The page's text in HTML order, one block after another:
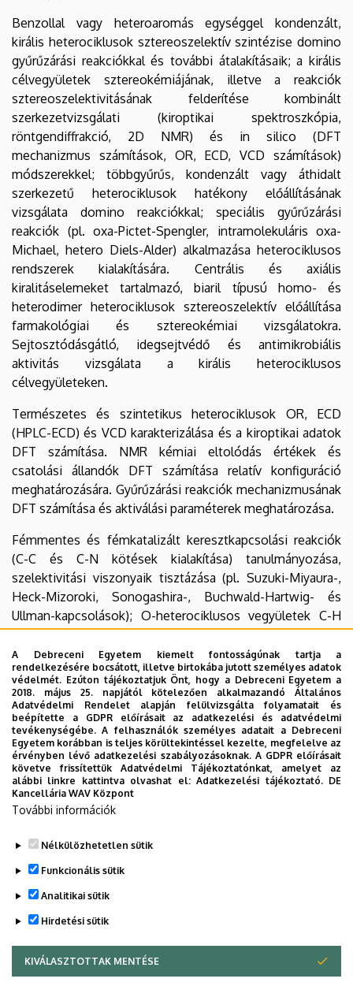
Benzollal vagy heteroaromás egységgel kondenzált,
királis heterociklusok sztereoszelektív szintézise domino
gyűrűzárási reakciókkal és további átalakításaik; a királis
célvegyületek sztereokémiájának, illetve a reakciók
sztereoszelektivitásának felderítése kombinált
szerkezetvizsgálati (kiroptikai spektroszkópia,
röntgendiffrakció, 2D NMR) és in silico (DFT
mechanizmus számítások, OR, ECD, VCD számítások)
módszerekkel; többgyűrűs, kondenzált vagy áthidalt
szerkezetű heterociklusok hatékony előállításának
vizsgálata domino reakciókkal; speciális gyűrűzárási
reakciók (pl. oxa-Pictet-Spengler, intramolekuláris oxa-
Michael, hetero Diels-Alder) alkalmazása heterociklusos
rendszerek kialakítására. Centrális és axiális
kiralitáselemeket tartalmazó, biaril típusú homo- és
heterodimer heterociklusok sztereoszelektív előállítása
farmakológiai és sztereokémiai vizsgálatokra.
Sejtosztódásgátló, idegsejtvédő és antimikrobiális
aktivitás vizsgálata a királis heterociklusos
célvegyületeken.
Természetes és szintetikus heterociklusok OR, ECD
(HPLC-ECD) és VCD karakterizálása és a kiroptikai adatok
DFT számítása. NMR kémiai eltolódás értékek és
csatolási állandók DFT számítása relatív konfiguráció
meghatározására. Gyűrűzárási reakciók mechanizmusának
DFT számítása és aktiválási paraméterek meghatározása.
Fémmentes és fémkatalizált keresztkapcsolási reakciók
(C-C és C-N kötések kialakítása) tanulmányozása,
szelektivitási viszonyaik tisztázása (pl. Suzuki-Miyaura-,
Heck-Mizoroki, Sonogashira-, Buchwald-Hartwig- és
Ullman-kapcsolások); O-heterociklusos vegyületek C-H
aktiváláson alapuló keresztkapcsolási reakcióinak
vizsgálata; biológiai aktivitással rendelkező
heterociklusos vegyületek szintézise. A fentiekhez
szorosan kapcsolódik a szükséges analitikai háttér (GC,
HPLC, SCF-LC, GC-MS, HPLC-MS) biztosítása és
fejlesztése.
A konkrét kutatási témák évente változó területeket
jelöl(het)nek meg, és általában jellemző rájuk, hogy a
vizsgált területek kémiai, biokémiai, szerkezetvizsgálati
és kémiai biológiai aspektusai egyaránt megjelennek
bennük.
Legutóbbi frissítés: 2025. 11. 26. 14:50
A Debreceni Egyetem kiemelt fontosságúnak tartja a
rendelkezésére bocsátott, illetve birtokába jutott személyes adatok
védelmét. Ezúton tájékoztatjuk Önt, hogy a Debreceni Egyetem a
2018. május 25. napjától kötelezően alkalmazandó Általános
Adatvédelmi Rendelet alapján felülvizsgálta folyamatait és
beépítette a GDPR előírásait az adatkezelési és adatvédelmi
tevékenységébe. A felhasználók személyes adatait a Debreceni
Egyetem korábban is teljes körültekintéssel kezelte, megfelelve az
érvényben lévő adatkezelési szabályozásoknak. A GDPR előírásait
követve frissítettük Adatvédelmi Tájékoztatónkat, amelyet az
alábbi linkre kattintva olvashat el:Adatkezelési tájékoztató. DE
Kancellária WAV Központ
További információk
Nélkülözhetetlen sütik
Funkcionális sütik
Analitikai sütik
Hirdetési sütik
KIVÁLASZTOTTAK MENTÉSE
WITHDRAW CONSENT